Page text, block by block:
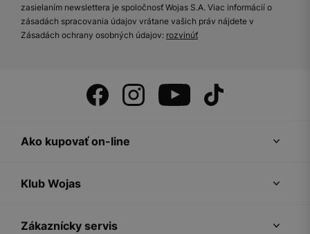
zasielaním newslettera je spoločnosť Wojas S.A. Viac informácií o
zásadách spracovania údajov vrátane vašich práv nájdete v
Zásadách ochrany osobných údajov: rozvinúť
Ako kupovať on-line
Klub Wojas
Zákaznícky servis